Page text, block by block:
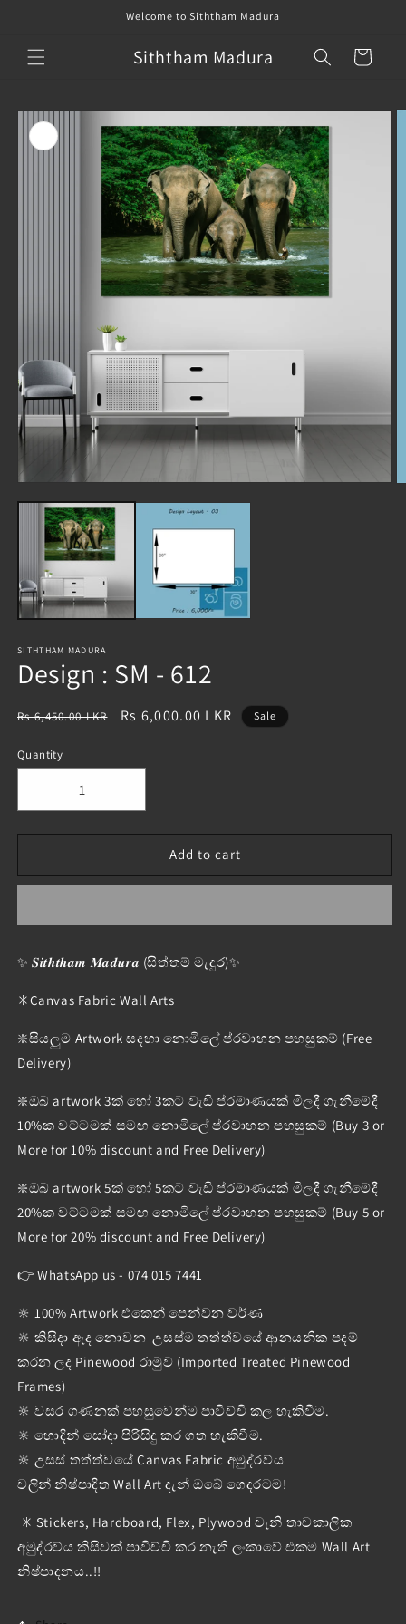
Welcome to Siththam Madura
Siththam Madura Cart
Skip to
product
information
media
modal
SITHTHAM MADURA
Design : SM - 612
Regular
Rs 6,450.00 LKR
Sale
Rs 6,000.00 LKR Sale
Quantity
Decrease
quantity
for
:
612
quantity
for
Design
:
612
Add to cart
✨ 𝑺𝒊𝒕𝒉𝒕𝒉𝒂𝒎 𝑴𝒂𝒅𝒖𝒓𝒂 (සිත්තම් මැදුර)✨
✳️Canvas Fabric Wall Arts
❇️සියලුම Artwork සදහා නොමිලේ ප්රවාහන පහසුකම් (Free
Delivery)
❇️ඔබ artwork 3ක් හෝ 3කට වැඩි ප්රමාණයක් මිලදී ගැනීමේදී
10%ක වට්ටමක් සමඟ නොමිලේ ප්රවාහන පහසුකම් (Buy 3 or
More for 10% discount and Free Delivery)
❇️ඔබ artwork 5ක් හෝ 5කට වැඩි ප්රමාණයක් මිලදී ගැනීමේදී
20%ක වට්ටමක් සමඟ නොමිලේ ප්රවාහන පහසුකම් (Buy 5 or
More for 20% discount and Free Delivery)
👉 WhatsApp us - 074 015 7441
🔆 100% Artwork එකෙන් පෙන්වන වර්ණ
🔆 කිසිදා ඇද නොවන උසස්ම තත්ත්වයේ ආනයනික පදම්
කරන ලද Pinewood රාමුව (Imported Treated Pinewood
Frames)
🔆 වසර ගණනක් පහසුවෙන්ම පාවිච්චි කල හැකිවීම.
🔆 හොදින් සෝදා පිරිසිදු කර ගත හැකිවීම.
🔆 උසස් තත්ත්වයේ Canvas Fabric අමුද්රව්ය
වලින් නිෂ්පාදිත Wall Art දැන් ඔබේ ගෙදරටම!
✳️ Stickers, Hardboard, Flex, Plywood වැනි තාවකාලික
අමුද්රව්ය කිසිවක් පාවිච්චි කර නැති ලංකාවේ එකම Wall Art
නිෂ්පාදනය..!!